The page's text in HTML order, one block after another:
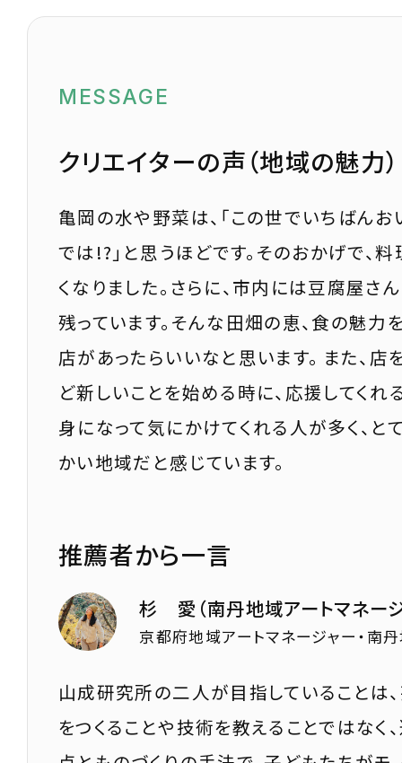
MESSAGE
クリエイターの声（地域の魅力）
亀岡の水や野菜は、「この世でいちばんお
では!?」と思うほどです。そのおかげで、
くなりました。さらに、市内には豆腐屋さ
残っています。そんな田畑の恵、食の魅力
店があったらいいなと思います。 また、店
ど新しいことを始める時に、応援してくれ
身になって気にかけてくれる人が多く、と
かい地域だと感じています。
推薦者から一言
杉 愛（南丹地域アートマネー
京都府地域アートマネージャー・南
山成研究所の二人が目指していることは
をつくることや技術を教えることではなく